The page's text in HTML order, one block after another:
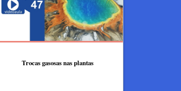
Trocas gasosas nas plantas